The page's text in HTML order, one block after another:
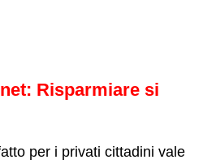
Risparmiare si
per i privati cittadini vale